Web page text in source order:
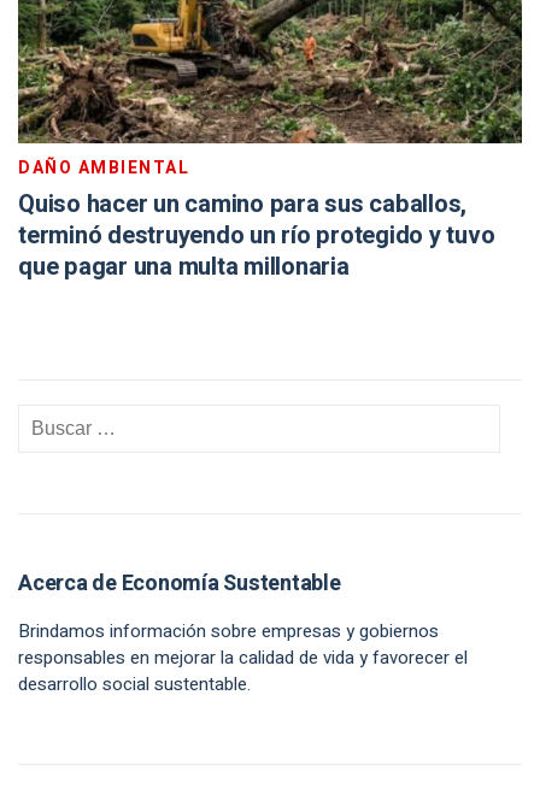
DAÑO AMBIENTAL
Quiso hacer un camino para sus caballos,
terminó destruyendo un río protegido y tuvo
que pagar una multa millonaria
Acerca de Economía Sustentable
Brindamos información sobre empresas y gobiernos
responsables en mejorar la calidad de vida y favorecer el
desarrollo social sustentable.